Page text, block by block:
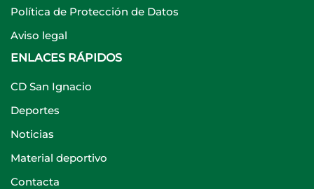
Política de Protección de Datos
Aviso legal
ENLACES RÁPIDOS
CD San Ignacio
Deportes
Noticias
Material deportivo
Contacta